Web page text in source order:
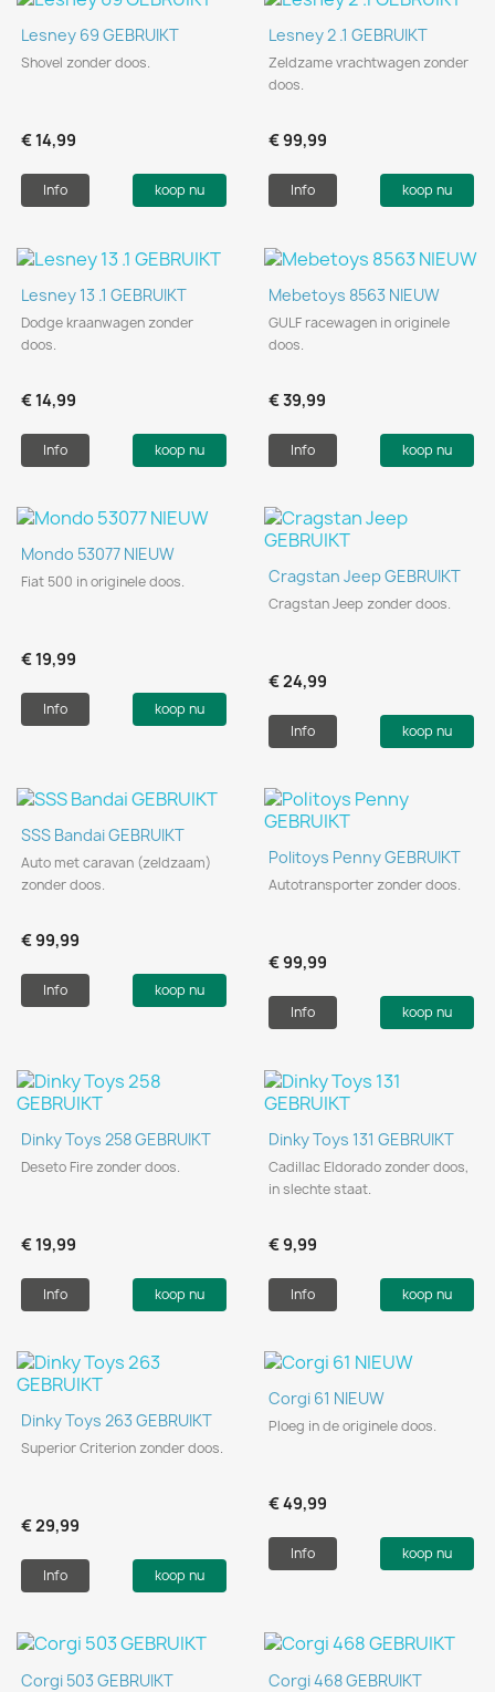
Lesney 69 GEBRUIKT
Shovel zonder doos.
€ 14,99
Info koop nu
Lesney 2 .1 GEBRUIKT
Zeldzame vrachtwagen zonder
doos.
€ 99,99
Info koop nu
Lesney 13 .1 GEBRUIKT
Dodge kraanwagen zonder
doos.
€ 14,99
Info koop nu
Mebetoys 8563 NIEUW
GULF racewagen in originele
doos.
€ 39,99
Info koop nu
Mondo 53077 NIEUW
Fiat 500 in originele doos.
€ 19,99
Info koop nu
Cragstan Jeep GEBRUIKT
Cragstan Jeep zonder doos.
€ 24,99
Info koop nu
SSS Bandai GEBRUIKT
Auto met caravan (zeldzaam)
zonder doos.
€ 99,99
Info koop nu
Politoys Penny GEBRUIKT
Autotransporter zonder doos.
€ 99,99
Info koop nu
Dinky Toys 258 GEBRUIKT
Deseto Fire zonder doos.
€ 19,99
Info koop nu
Dinky Toys 131 GEBRUIKT
Cadillac Eldorado zonder doos,
in slechte staat.
€ 9,99
Info koop nu
Dinky Toys 263 GEBRUIKT
Superior Criterion zonder doos.
€ 29,99
Info koop nu
Corgi 61 NIEUW
Ploeg in de originele doos.
€ 49,99
Info koop nu
Corgi 503 GEBRUIKT Corgi 468 GEBRUIKT